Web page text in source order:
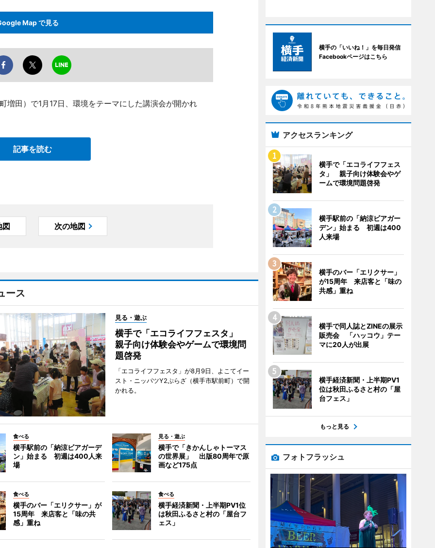
Map で見る
増田）で1月17日、環境をテーマにした講演会が開かれ
記事を読む
図 次の地図
ース
見る・遊ぶ
横手で「エコライフフェスタ」
親子向け体験会やゲームで環境問
題啓発
「エコライフフェスタ」が8月9日、よこてイー
スト・ニッパツY2ぷらざ（横手市駅前町）で開
かれる。
食べる
横手駅前の「納涼ビアガーデ
ン」始まる 初週は400人来
場
見る・遊ぶ
横手で「きかんしゃトーマス
の世界展」 出版80周年で原
画など175点
食べる
横手のバー「エリクサー」が
15周年 来店客と「味の共
感」重ね
食べる
横手経済新聞・上半期PV1位
は秋田ふるさと村の「屋台フ
ェス」
横手の「いいね！」を毎日発信
Facebookページはこちら
アクセスランキング
横手で「エコライフフェス
タ」 親子向け体験会やゲ
ームで環境問題啓発
横手駅前の「納涼ビアガー
デン」始まる 初週は400
人来場
横手のバー「エリクサー」
が15周年 来店客と「味の
共感」重ね
横手で同人誌とZINEの展示
販売会 「ハッコウ」テー
マに20人が出展
横手経済新聞・上半期PV1
位は秋田ふるさと村の「屋
台フェス」
もっと見る
フォトフラッシュ